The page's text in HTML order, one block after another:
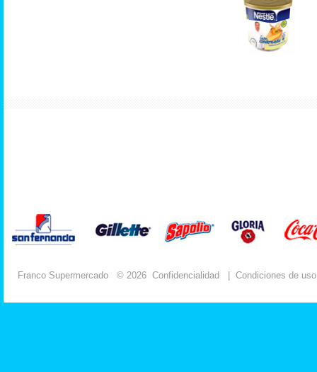
Franco Supermercado © 2026 Confidencialidad Condiciones de uso